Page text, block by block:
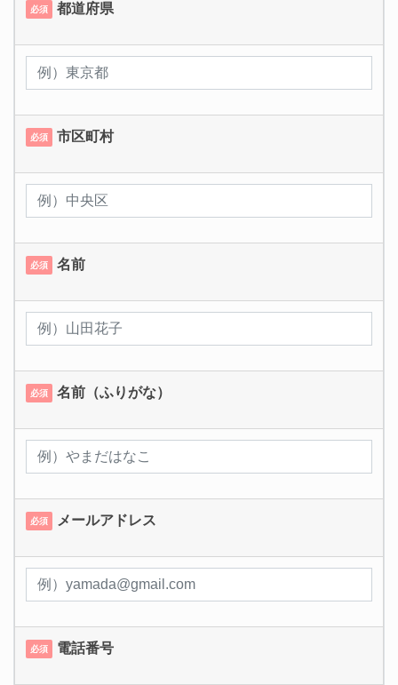
必須 都道府県
必須 市区町村
必須 名前
必須 名前（ふりがな）
必須 メールアドレス
必須 電話番号